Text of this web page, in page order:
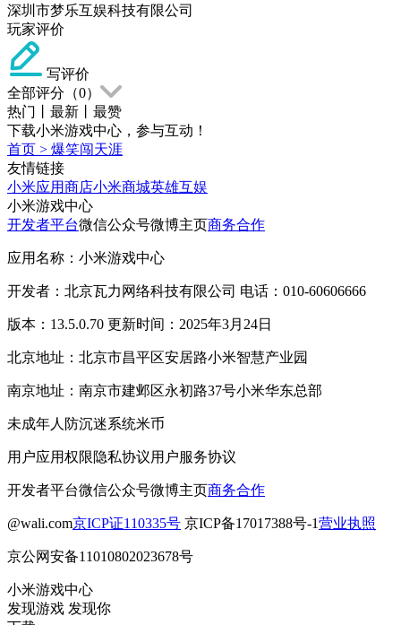
深圳市梦乐互娱科技有限公司
玩家评价
写评价
全部评分（0）
热门
最新
最赞
下载小米游戏中心，参与互动！
首页 > 爆笑闯天涯
友情链接
小米应用商店小米商城英雄互娱
小米游戏中心
开发者平台微信公众号微博主页商务合作
应用名称：小米游戏中心
开发者：北京瓦力网络科技有限公司 电话：010-60606666
版本：13.5.0.70 更新时间：2025年3月24日
北京地址：北京市昌平区安居路小米智慧产业园
南京地址：南京市建邺区永初路37号小米华东总部
未成年人防沉迷系统米币
用户应用权限隐私协议用户服务协议
开发者平台微信公众号微博主页商务合作
@wali.com京ICP证110335号 京ICP备17017388号-1营业执照
京公网安备11010802023678号
小米游戏中心
发现游戏 发现你